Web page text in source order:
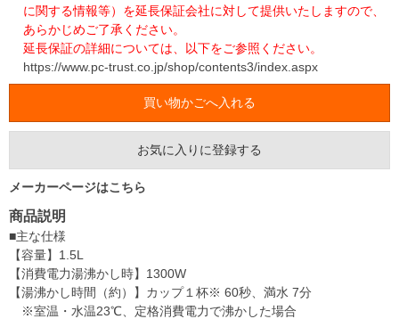
に関する情報等）を延長保証会社に対して提供いたしますので、
あらかじめご了承ください。
延長保証の詳細については、以下をご参照ください。
https://www.pc-trust.co.jp/shop/contents3/index.aspx
お気に入りに登録する
メーカーページはこちら
商品説明
■主な仕様
【容量】1.5L
【消費電力湯沸かし時】1300W
【湯沸かし時間（約）】カップ１杯※ 60秒、満水 7分
※室温・水温23℃、定格消費電力で沸かした場合